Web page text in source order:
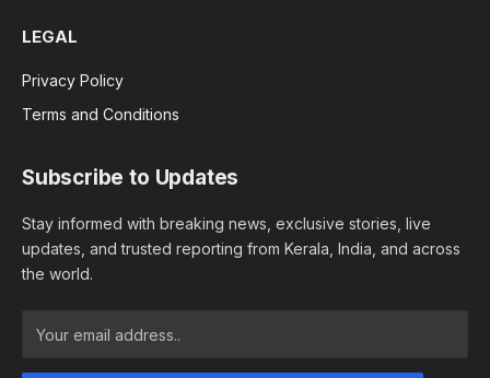
LEGAL
Privacy Policy
Terms and Conditions
Subscribe to Updates
Stay informed with breaking news, exclusive stories, live
updates, and trusted reporting from Kerala, India, and across
the world.